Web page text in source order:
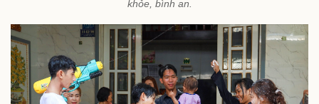
khỏe, bình an.